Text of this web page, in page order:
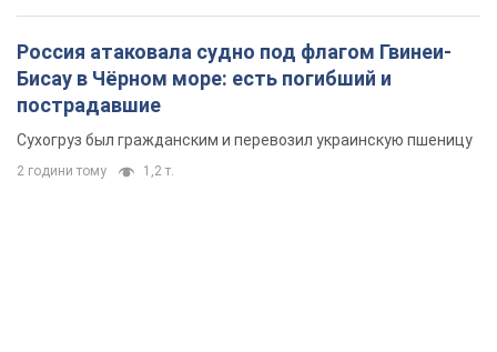
Россия атаковала судно под флагом Гвинеи-
Бисау в Чёрном море: есть погибший и
пострадавшие
Сухогруз был гражданским и перевозил украинскую пшеницу
2 години тому 1,2 т.